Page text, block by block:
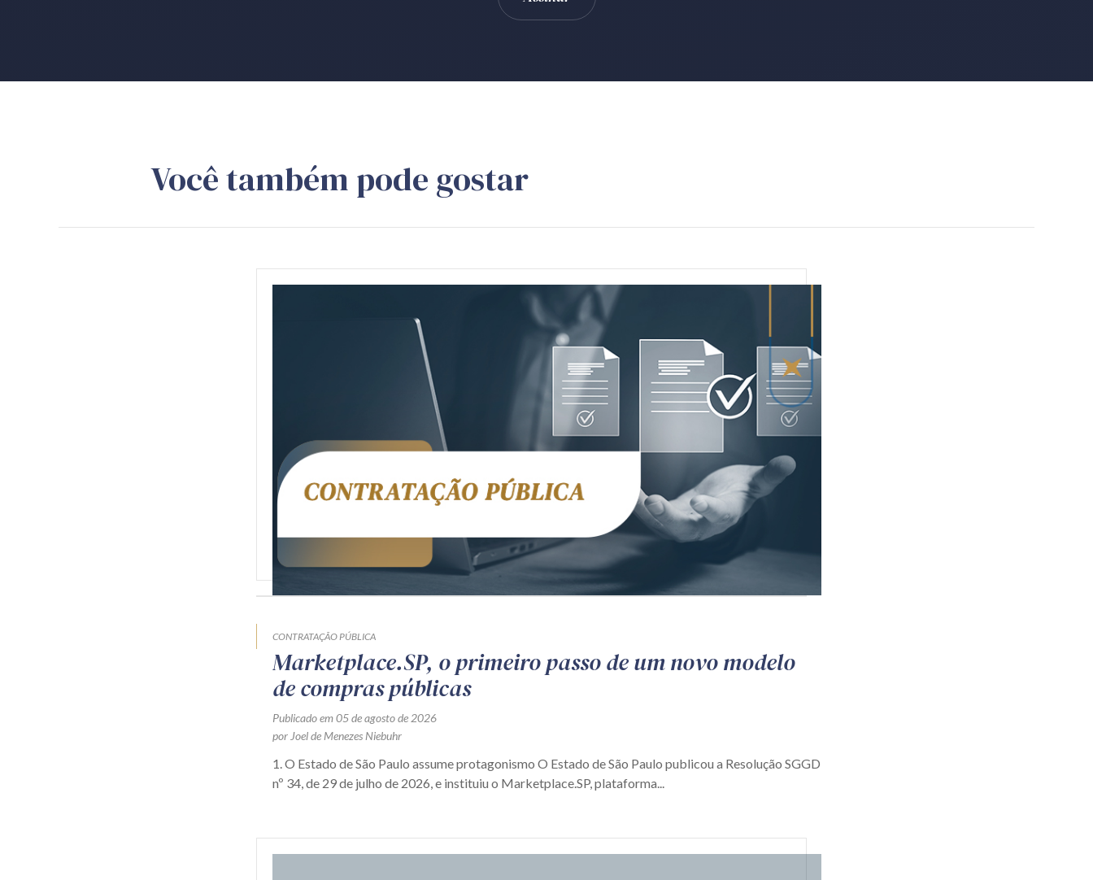
Você também pode gostar
CONTRATAÇÃO PÚBLICA
Marketplace.SP, o primeiro passo de um novo modelo
de compras públicas
Publicado em 05 de agosto de 2026
por Joel de Menezes Niebuhr
1. O Estado de São Paulo assume protagonismo O Estado de São Paulo publicou a Resolução SGGD
nº 34, de 29 de julho de 2026, e instituiu o Marketplace.SP, plataforma...